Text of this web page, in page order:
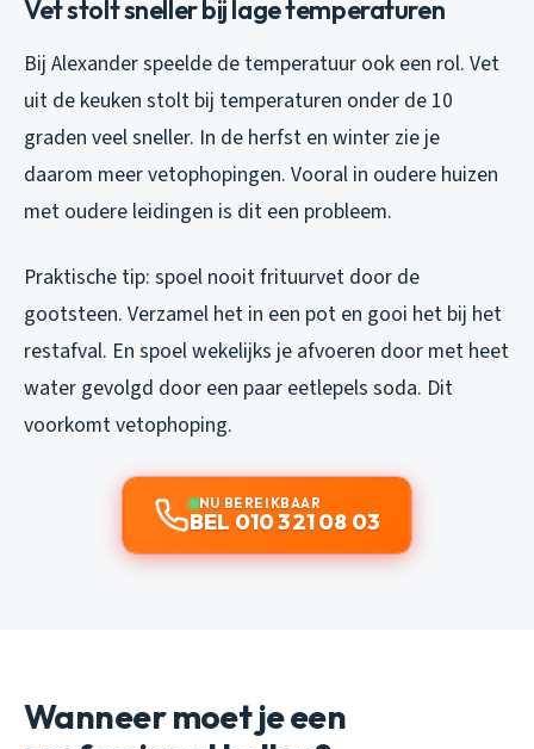
Vet stolt sneller bij lage temperaturen
Bij Alexander speelde de temperatuur ook een rol. Vet
uit de keuken stolt bij temperaturen onder de 10
graden veel sneller. In de herfst en winter zie je
daarom meer vetophopingen. Vooral in oudere huizen
met oudere leidingen is dit een probleem.
Praktische tip: spoel nooit frituurvet door de
gootsteen. Verzamel het in een pot en gooi het bij het
restafval. En spoel wekelijks je afvoeren door met heet
water gevolgd door een paar eetlepels soda. Dit
voorkomt vetophoping.
NU BEREIKBAAR
BEL 010 321 08 03
Wanneer moet je een